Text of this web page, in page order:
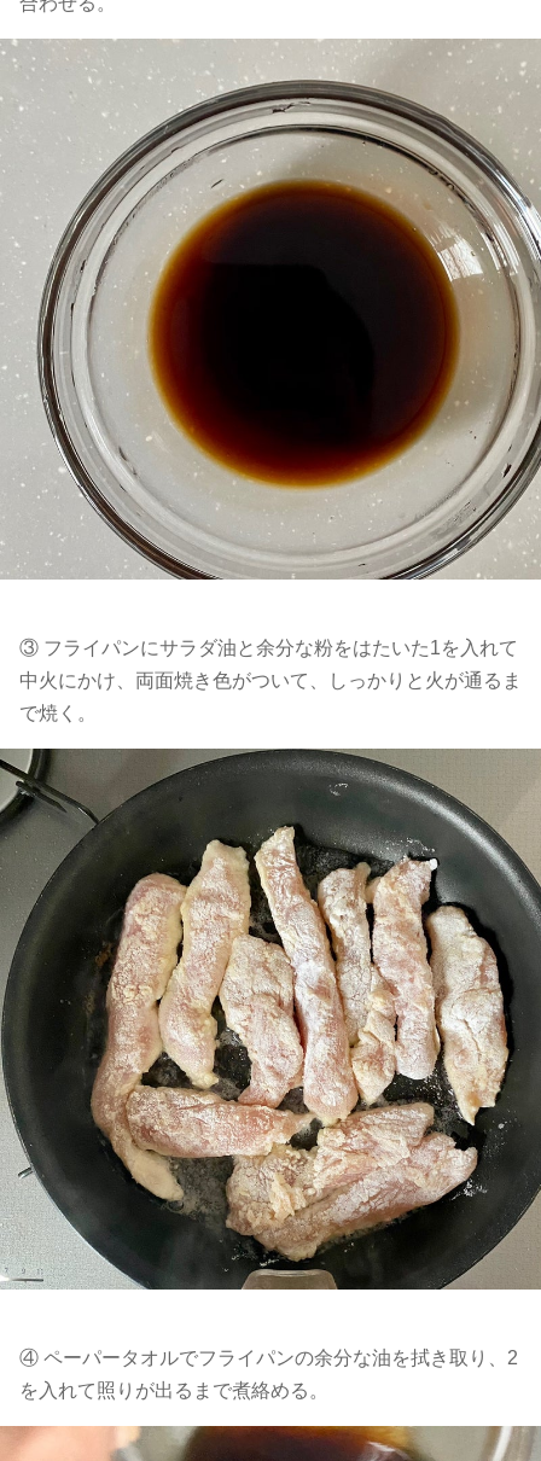
③ フライパンにサラダ油と余分な粉をはたいた1を入れて
中火にかけ、両面焼き色がついて、しっかりと火が通るま
で焼く。
④ ペーパータオルでフライパンの余分な油を拭き取り、2
を入れて照りが出るまで煮絡める。